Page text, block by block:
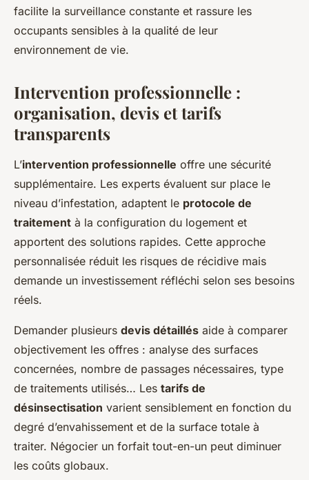
facilite la surveillance constante et rassure les
occupants sensibles à la qualité de leur
environnement de vie.
Intervention professionnelle :
organisation, devis et tarifs
transparents
L’intervention professionnelle offre une sécurité
supplémentaire. Les experts évaluent sur place le
niveau d’infestation, adaptent le protocole de
traitement à la configuration du logement et
apportent des solutions rapides. Cette approche
personnalisée réduit les risques de récidive mais
demande un investissement réfléchi selon ses besoins
réels.
Demander plusieurs devis détaillés aide à comparer
objectivement les offres : analyse des surfaces
concernées, nombre de passages nécessaires, type
de traitements utilisés… Les tarifs de
désinsectisation varient sensiblement en fonction du
degré d’envahissement et de la surface totale à
traiter. Négocier un forfait tout-en-un peut diminuer
les coûts globaux.